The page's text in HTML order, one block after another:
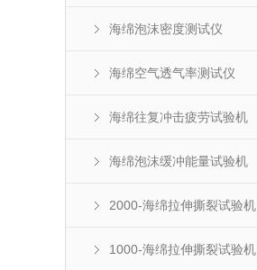
海绵泡沫密度测试仪
海绵空气透气率测试仪
海绵往复冲击疲劳试验机
海绵泡沫缓冲能量试验机
2000-海绵拉伸撕裂试验机
1000-海绵拉伸撕裂试验机